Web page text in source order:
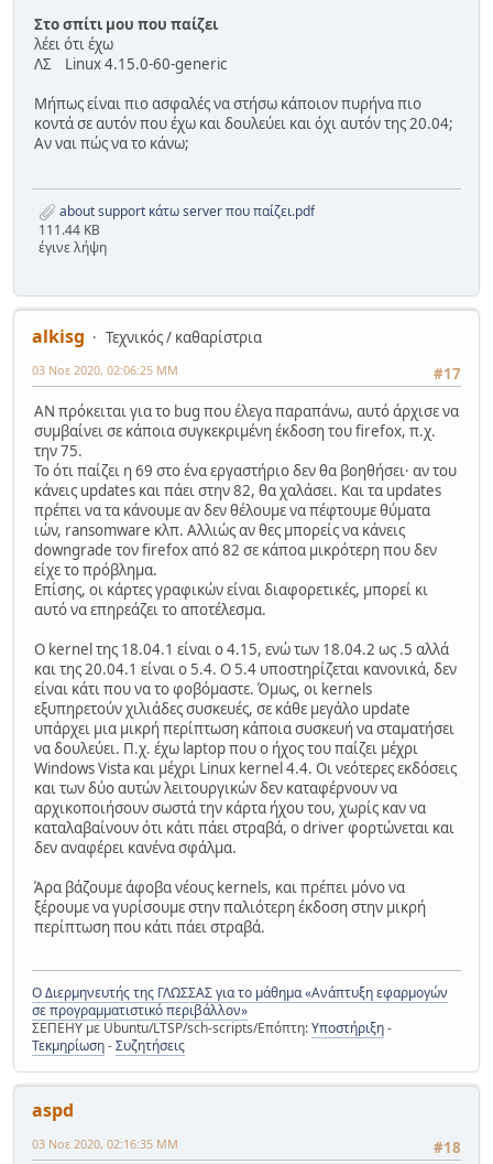
Στο σπίτι μου που παίζει
λέει ότι έχω
ΛΣ Linux 4.15.0-60-generic
Μήπως είναι πιο ασφαλές να στήσω κάποιον πυρήνα πιο
κοντά σε αυτόν που έχω και δουλεύει και όχι αυτόν της 20.04;
Αν ναι πώς να το κάνω;
about support κάτω server που παίζει.pdf
111.44 KB
έγινε λήψη
alkisg
Τεχνικός / καθαρίστρια
#17
03 Νοε 2020, 02:06:25 ΜΜ
ΑΝ πρόκειται για το bug που έλεγα παραπάνω, αυτό άρχισε να
συμβαίνει σε κάποια συγκεκριμένη έκδοση του firefox, π.χ.
την 75.
Το ότι παίζει η 69 στο ένα εργαστήριο δεν θα βοηθήσει· αν του
κάνεις updates και πάει στην 82, θα χαλάσει. Και τα updates
πρέπει να τα κάνουμε αν δεν θέλουμε να πέφτουμε θύματα
ιών, ransomware κλπ. Αλλιώς αν θες μπορείς να κάνεις
downgrade τον firefox από 82 σε κάποα μικρότερη που δεν
είχε το πρόβλημα.
Επίσης, οι κάρτες γραφικών είναι διαφορετικές, μπορεί κι
αυτό να επηρεάζει το αποτέλεσμα.
Ο kernel της 18.04.1 είναι ο 4.15, ενώ των 18.04.2 ως .5 αλλά
και της 20.04.1 είναι ο 5.4. Ο 5.4 υποστηρίζεται κανονικά, δεν
είναι κάτι που να το φοβόμαστε. Όμως, οι kernels
εξυπηρετούν χιλιάδες συσκευές, σε κάθε μεγάλο update
υπάρχει μια μικρή περίπτωση κάποια συσκευή να σταματήσει
να δουλεύει. Π.χ. έχω laptop που ο ήχος του παίζει μέχρι
Windows Vista και μέχρι Linux kernel 4.4. Οι νεότερες εκδόσεις
και των δύο αυτών λειτουργικών δεν καταφέρνουν να
αρχικοποιήσουν σωστά την κάρτα ήχου του, χωρίς καν να
καταλαβαίνουν ότι κάτι πάει στραβά, ο driver φορτώνεται και
δεν αναφέρει κανένα σφάλμα.
Άρα βάζουμε άφοβα νέους kernels, και πρέπει μόνο να
ξέρουμε να γυρίσουμε στην παλιότερη έκδοση στην μικρή
περίπτωση που κάτι πάει στραβά.
Ο Διερμηνευτής της ΓΛΩΣΣΑΣ για το μάθημα «Ανάπτυξη εφαρμογών
σε προγραμματιστικό περιβάλλον»
ΣΕΠΕΗΥ με Ubuntu/LTSP/sch-scripts/Επόπτη:Υποστήριξη-
Τεκμηρίωση-Συζητήσεις
aspd
#18
03 Νοε 2020, 02:16:35 ΜΜ